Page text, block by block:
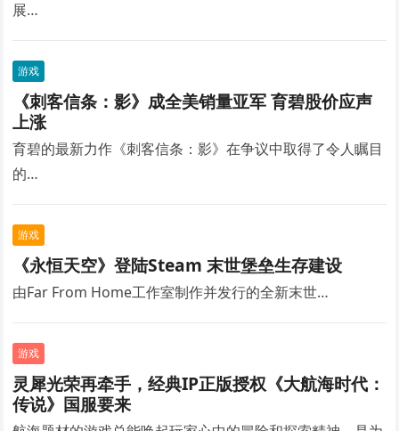
展…
游戏
《刺客信条：影》成全美销量亚军 育碧股价应声
上涨
育碧的最新力作《刺客信条：影》在争议中取得了令人瞩目
的…
游戏
《永恒天空》登陆Steam 末世堡垒生存建设
由Far From Home工作室制作并发行的全新末世…
游戏
灵犀光荣再牵手，经典IP正版授权《大航海时代：
传说》国服要来